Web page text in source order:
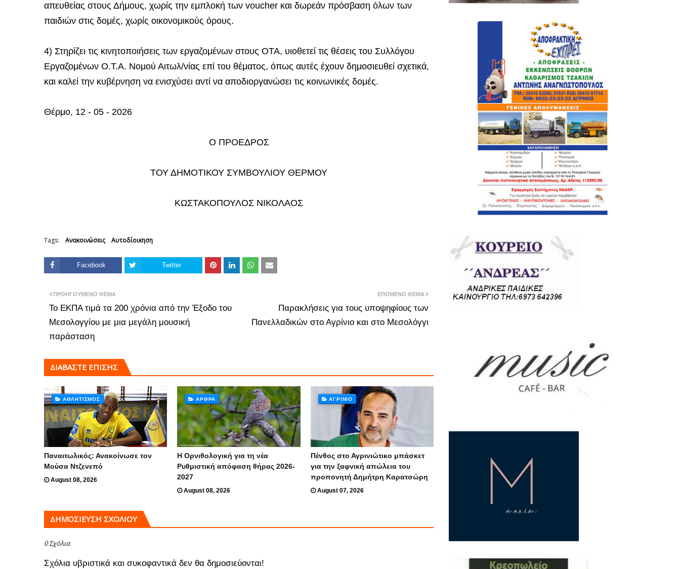
απευθείας στους Δήμους, χωρίς την εμπλοκή των voucher και δωρεάν πρόσβαση όλων των
παιδιών στις δομές, χωρίς οικονομικούς όρους.
4) Στηρίζει τις κινητοποιήσεις των εργαζομένων στους ΟΤΑ, υιοθετεί τις θέσεις του Συλλόγου
Εργαζομένων Ο.Τ.Α. Νομού Αιτωλ/νίας επί του θέματος, όπως αυτές έχουν δημοσιευθεί σχετικά,
και καλεί την κυβέρνηση να ενισχύσει αντί να αποδιοργανώσει τις κοινωνικές δομές.
Θέρμο, 12 - 05 - 2026
Ο ΠΡΟΕΔΡΟΣ
ΤΟΥ ΔΗΜΟΤΙΚΟΥ ΣΥΜΒΟΥΛΙΟΥ ΘΕΡΜΟΥ
ΚΩΣΤΑΚΟΠΟΥΛΟΣ ΝΙΚΟΛΑΟΣ
Tags: Ανακοινώσεις Αυτοδίοικηση
Facebook Twitter
ΕΠΌΜΕΝΟ ΘΈΜΑ
Παρακλήσεις για τους υποψηφίους των
Πανελλαδικών στο Αγρίνιο και στο Μεσολόγγι
ΠΡΟΗΓΟΎΜΕΝΟ ΘΈΜΑ
Το ΕΚΠΑ τιμά τα 200 χρόνια από την Έξοδο του
Μεσολογγίου με μια μεγάλη μουσική
παράσταση
ΔΙΑΒΑΣΤΕ ΕΠΙΣΗΣ
ΑΘΛΗΤΙΣΜΌΣ
Παναιτωλικός: Ανακοίνωσε τον
Μούσα Ντζενεπό
August 08, 2026
ΆΡΘΡΑ
Η Ορνιθολογική για τη νέα
Ρυθμιστική απόφαση θήρας 2026-
2027
August 08, 2026
ΑΓΡΊΝΙΟ
Πένθος στο Αγρινιώτικο μπάσκετ
για την ξαφνική απώλεια του
προπονητή Δημήτρη Καρατσώρη
August 07, 2026
ΔΗΜΟΣΊΕΥΣΗ ΣΧΟΛΊΟΥ
0 Σχόλια
Σχόλια υβριστικά και συκοφαντικά δεν θα δημοσιεύονται!